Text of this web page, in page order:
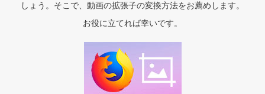
しょう。そこで、動画の拡張子の変換方法をお薦めします。
お役に立てれば幸いです。